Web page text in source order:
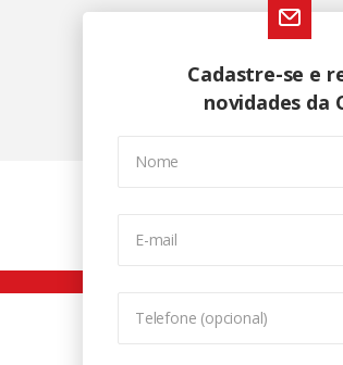
Cadastre-se e
novidades da
Nome
E-mail
Telefone (opcional)